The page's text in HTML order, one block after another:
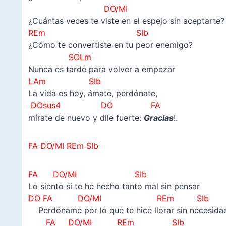
DO/MI
¿Cuántas veces te viste en el espejo sin aceptarte?
REm SIb
¿Cómo te convertiste en tu peor enemigo?
SOLm
Nunca es tarde para volver a empezar
LAm SIb
La vida es hoy, ámate, perdónate,
DOsus4 DO FA
mírate de nuevo y dile fuerte: Gracias!.
FA DO/MI REm SIb
FA DO/MI SIb
Lo siento si te he hecho tanto mal sin pensar
DO FA
DO/MI REm SIb
Perdóname por lo que te hice llorar sin
FA
DO/MI REm SIb